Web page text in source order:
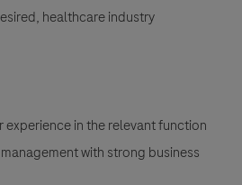
healthcare industry
experience in the relevant function
with strong business